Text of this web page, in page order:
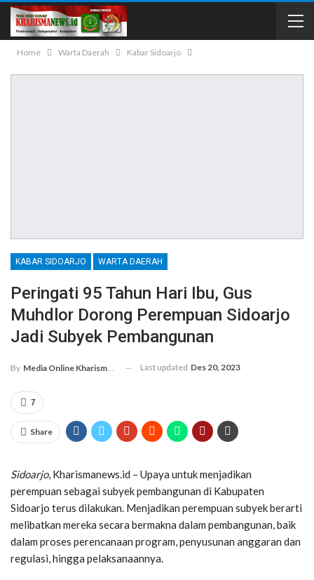
Home Warta Daerah Kabar Sidoarjo
KABAR SIDOARJO WARTA DAERAH
Peringati 95 Tahun Hari Ibu, Gus
Muhdlor Dorong Perempuan Sidoarjo
Jadi Subyek Pembangunan
By Media Online Kharismanews.id Last updated Des 20, 2023
7
Share
Sidoarjo, Kharismanews.id – Upaya untuk menjadikan
perempuan sebagai subyek pembangunan di Kabupaten
Sidoarjo terus dilakukan. Menjadikan perempuan subyek berarti
melibatkan mereka secara bermakna dalam pembangunan, baik
dalam proses perencanaan program, penyusunan anggaran dan
regulasi, hingga pelaksanaannya.